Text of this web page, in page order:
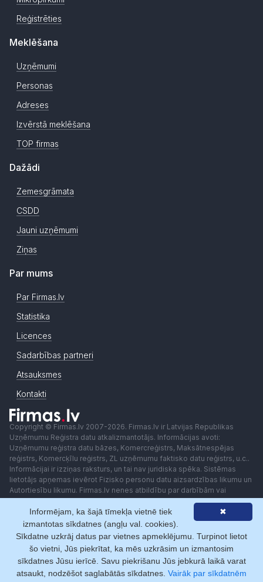
Reģistrēties
Meklēšana
Uzņēmumi
Personas
Adreses
Izvērstā meklēšana
TOP firmas
Dažādi
Zemesgrāmata
CSDD
Jauni uzņēmumi
Ziņas
Par mums
Par Firmas.lv
Statistika
Licences
Sadarbības partneri
Atsauksmes
Kontakti
Copyright © Firmas.lv 2007-2026. Firmas.lv ir Latvijas Republikas
Uzņēmumu Reģistra datu atkalizmantotājs. Informācijas avoti:
Uzņēmumu reģistra datu bāzes, Komercreģistrs, Maksātnespējas
reģistrs, Komercķīlu reģistrs, ZL uzņēmumu faktisko datu reģistrs, u.c..
Informācijai ir izziņas raksturs, un tai nav juridiska spēka. Sistēmas
lietotājs apņemas ievērot Fizisko personu datu aizsardzības likumu un
Autortiesību likumu. Firmas.lv nenes atbildību par darbībām vai
lēmumiem, kas balstīti uz saņemto pakalpojumu. Lietotājam aizliegts
izmantot jebkādas automatizētas sistēmas vai iekārtas (robotus)
piekļuvei sistēmai bez rakstiskas saskaņošanas ar Firmas.lv. Galvenā
redaktore: Ingūna Pempere.
Lietošanas noteikumi
Privātuma politika Norēķini ar
✖
Informējam, ka šajā tīmekļa vietnē tiek
izmantotas sīkdatnes (angļu val. cookies).
Sīkdatne uzkrāj datus par vietnes apmeklējumu. Turpinot lietot
šo vietni, Jūs piekrītat, ka mēs uzkrāsim un izmantosim
sīkdatnes Jūsu ierīcē. Savu piekrišanu Jūs jebkurā laikā varat
atsaukt, nodzēšot saglabātās sīkdatnes. Vairāk par sīkdatnēm